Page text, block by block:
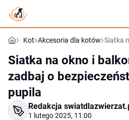
Kot Akcesoria dla kotów Siatka
Siatka na okno i
zadbaj o
pupila
Redakcja
1 lutego 2025, 11:00